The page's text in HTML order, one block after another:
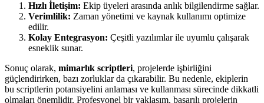
Hızlı İletişim: Ekip üyeleri arasında anlık bilgilendirme sağlar.
Verimlilik: Zaman yönetimi ve kaynak kullanımı optimize
edilir.
Kolay Entegrasyon: Çeşitli yazılımlar ile uyumlu çalışarak
esneklik sunar.
Sonuç olarak, mimarlık scriptleri, projelerde işbirliğini
güçlendirirken, bazı zorluklar da çıkarabilir. Bu nedenle, ekiplerin
bu scriptlerin potansiyelini anlaması ve kullanması sürecinde dikkatli
olmaları önemlidir. Profesyonel bir yaklaşım, başarılı projelerin